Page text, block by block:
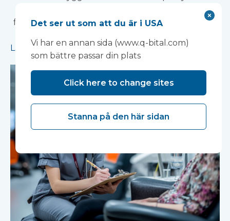
forskningsanläggning som stödjer utvecklingen av
Läs mer
Det ser ut som att du är i USA
Vi har en annan sida (www.q-bital.com)
som bättre passar din plats
Click here to change sites
Stanna på den här sidan